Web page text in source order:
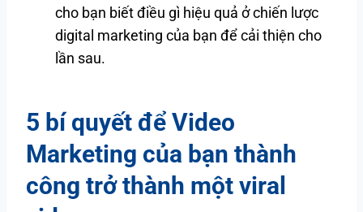
cho bạn biết điều gì hiệu quả ở chiến lược
digital marketing của bạn để cải thiện cho
lần sau.
5 bí quyết để Video
Marketing của bạn thành
công trở thành một viral